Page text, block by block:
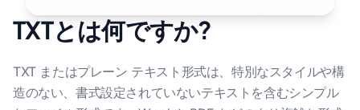
TXTとは何ですか?
TXT またはプレーン テキスト形式は、特別なスタイルや構
造のない、書式設定されていないテキストを含むシンプル